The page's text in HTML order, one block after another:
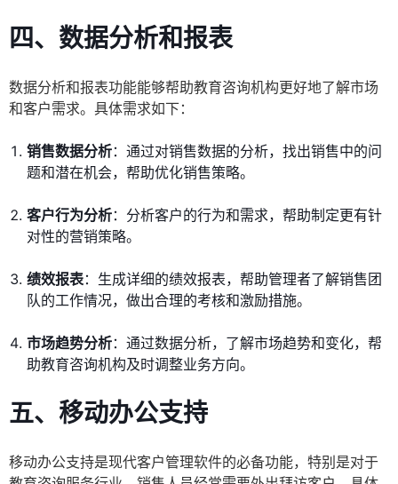
四、数据分析和报表
数据分析和报表功能能够帮助教育咨询机构更好地了解市场
和客户需求。具体需求如下：
销售数据分析：通过对销售数据的分析，找出销售中的问
题和潜在机会，帮助优化销售策略。
客户行为分析：分析客户的行为和需求，帮助制定更有针
对性的营销策略。
绩效报表：生成详细的绩效报表，帮助管理者了解销售团
队的工作情况，做出合理的考核和激励措施。
市场趋势分析：通过数据分析，了解市场趋势和变化，帮
助教育咨询机构及时调整业务方向。
五、移动办公支持
移动办公支持是现代客户管理软件的必备功能，特别是对于